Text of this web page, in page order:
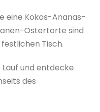
eine Kokos-Ananas-
Ostertorte sind
Tisch.
und entdecke
des